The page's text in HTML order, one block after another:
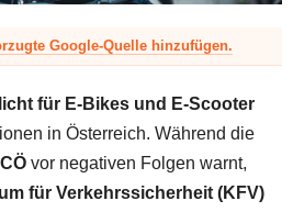
Google-Quelle hinzufügen.
für E-Bikes und E-Scooter
in Österreich. Während die
vor negativen Folgen warnt,
für Verkehrssicherheit (KFV)